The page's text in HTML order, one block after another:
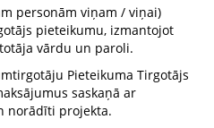
personām viņam / viņai)
pieteikumu, izmantojot
vārdu un paroli.
Pieteikuma Tirgotājs
saskaņā ar
norādīti projekta.